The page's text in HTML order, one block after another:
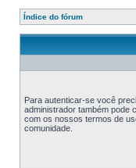
Índice do fórum
Para autenticar-se você
administrador também pode
com os nossos termos de
comunidade.